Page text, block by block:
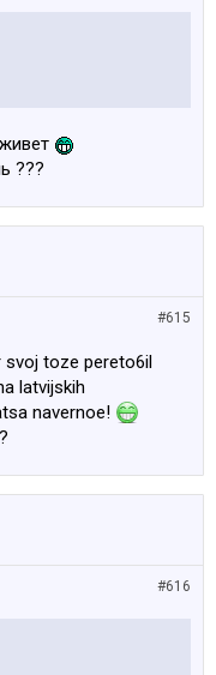
???
#615
svoj toze pereto6il
latvijskih
navernoe!
#616